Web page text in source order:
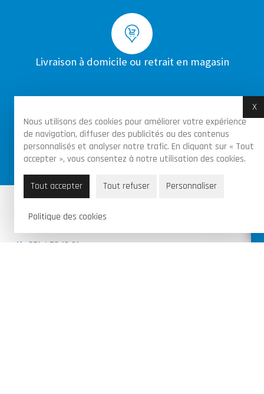
Nous utilisons des cookies pour améliorer votre expérience
de navigation, diffuser des publicités ou des contenus
personnalisés et analyser notre trafic. En cliquant sur « Tout
accepter », vous consentez à notre utilisation des cookies.
Tout accepter Tout refuser Personnaliser
Politique des cookies
X
Livraison à domicile ou retrait en magasin
Achats sécurisés par certificat SSL sur toutes
les commandes
071 / 70 13 21